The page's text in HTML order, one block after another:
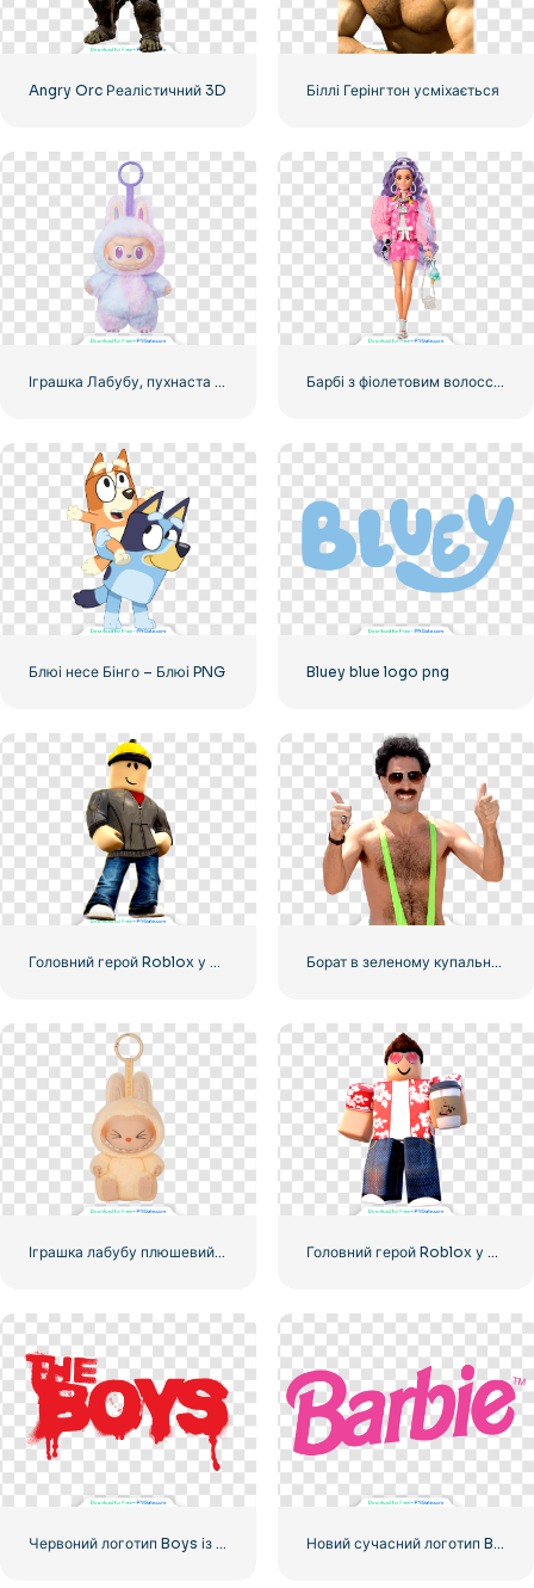
Angry Orc Реалістичний 3D Біллі Герінгтон усміхається
Блюі несе Бінго – Блюі PNG Bluey blue logo png
Головний герой Roblox у шкіряній куртці та жовтому будівельному шоломі Борат в зеленому купальнику показує круто
Іграшка лабубу плюшевий кролик фігурка брелок посміхається милий безкоштовний PNG Головний герой Roblox у червоній сорочці з чашкою кави